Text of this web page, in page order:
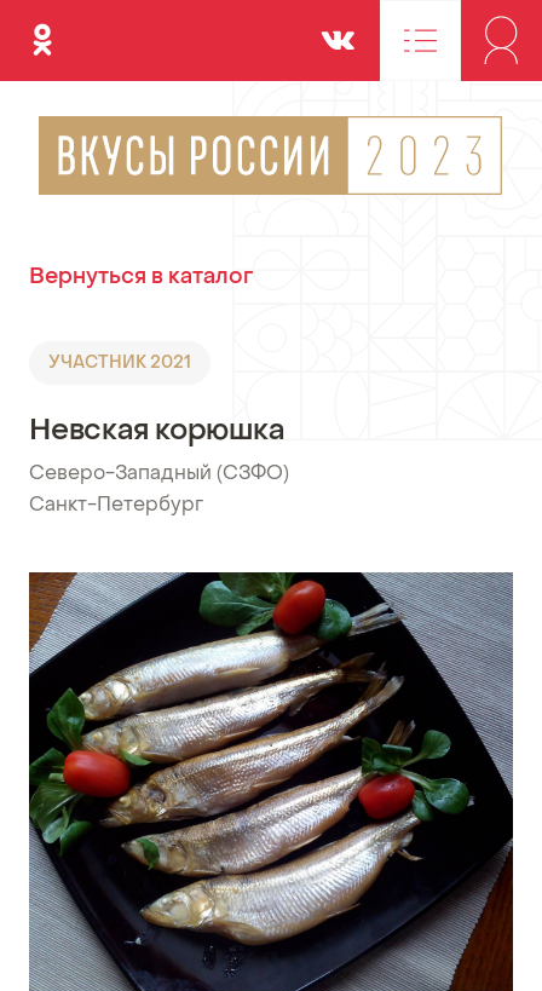
Одноклассники Вконтакте
Вернуться в каталог
УЧАСТНИК 2021
Невская корюшка
Северо-Западный (СЗФО)
•Санкт-Петербург